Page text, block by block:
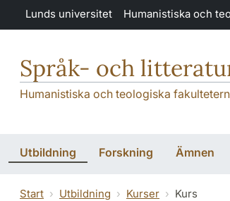
Hoppa till huvudinnehåll
Lunds universitet Humanistiska och
Språk- och
Humanistiska och teologiska
Utbildning Forskning Ämnen
Start Utbildning Kurser Kurs